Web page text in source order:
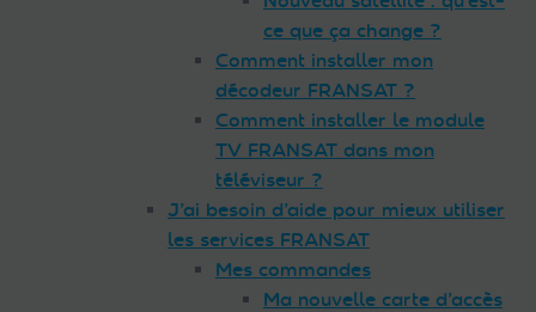
ce que ça change ?
Comment installer mon
décodeur FRANSAT ?
Comment installer le module
TV FRANSAT dans mon
téléviseur ?
J’ai besoin d’aide pour mieux utiliser
les services FRANSAT
Mes commandes
Ma nouvelle carte d’accès